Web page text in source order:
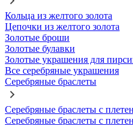
Кольца из желтого золота
Цепочки из желтого золота
Золотые броши
Золотые булавки
Золотые украшения для
Все серебряные украшения
Серебряные браслеты
Серебряные браслеты с
Серебряные браслеты с